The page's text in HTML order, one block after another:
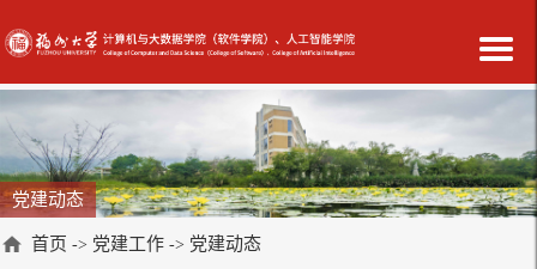
党建动态
首页 -> 党建工作 -> 党建动态